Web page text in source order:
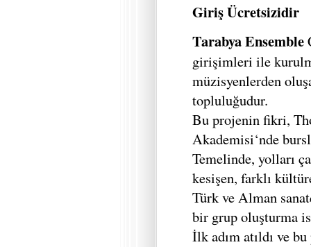
Giriş Ücretsizidir
Tarabya Ensemble
girişimleri ile
müzisyenlerden
topluluğudur.
Bu projenin fikri,
Akademisi‘nde
Temelinde, yolları
kesişen, farklı
Türk ve Alman
bir grup oluşturma
İlk adım atıldı ve